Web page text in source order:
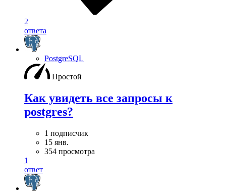
2
ответа
PostgreSQL
Простой
Как увидеть все запросы к
postgres?
1 подписчик
15 янв.
354 просмотра
1
ответ